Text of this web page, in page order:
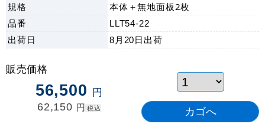
規格
本体＋無地面板2枚
品番
LLT54-22
出荷日 8月20日 出荷
販売価格
56,500 円
62,150 円 税込